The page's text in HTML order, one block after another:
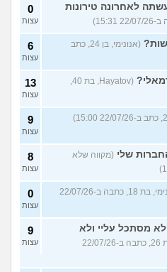
לאחרונה טירונות
0
עצות
(אנונימי, בן 24, כתב
6
עצות
(Hayatov, בת 40,
13
עצות
9
עצות
שלי (מקווה שלא
8
עצות
(אנונימי, בת 18, כתבה ב-22/07/26
0
עצות
לא מסתכל עליי ולא
(כינוי, בת 26, כתבה ב-22/07/26
9
עצות